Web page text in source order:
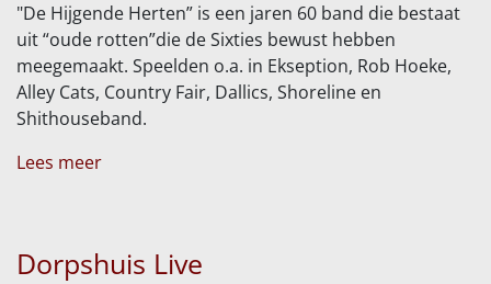
"De Hijgende Herten” is een jaren 60 band die bestaat
uit “oude rotten”die de Sixties bewust hebben
meegemaakt. Speelden o.a. in Ekseption, Rob Hoeke,
Alley Cats, Country Fair, Dallics, Shoreline en
Shithouseband.
Lees meer
Dorpshuis Live